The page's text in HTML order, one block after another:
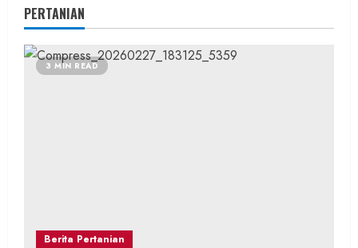
PERTANIAN
3 MIN READ
Berita Pertanian